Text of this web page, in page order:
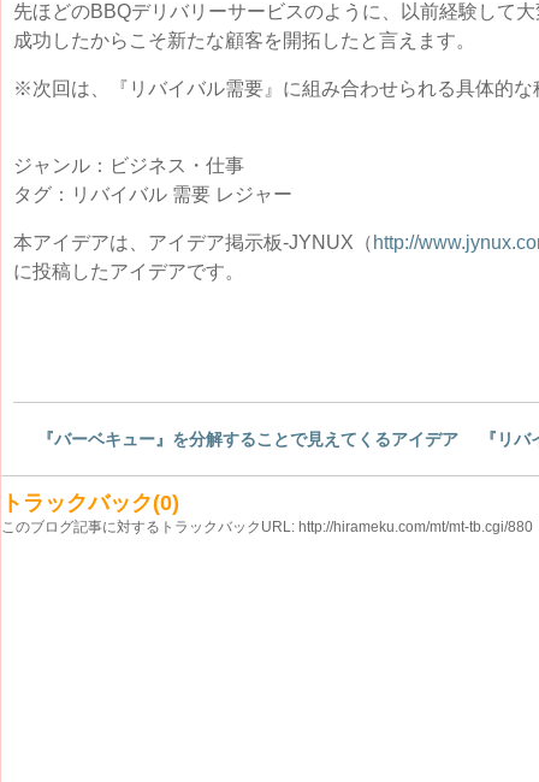
先ほどのBBQデリバリーサービスのように、以前経験して
成功したからこそ新たな顧客を開拓したと言えます。
※次回は、『リバイバル需要』に組み合わせられる具体的な
ジャンル：ビジネス・仕事
タグ：リバイバル 需要 レジャー
本アイデアは、アイデア掲示板‐JYNUX（ http://
に投稿したアイデアです。
『バーベキュー』を分解することで見えてくるアイデア 『リ
トラックバック(0)
このブログ記事に対するトラックバックURL: http://hirameku.com/mt/mt-tb.cgi/880